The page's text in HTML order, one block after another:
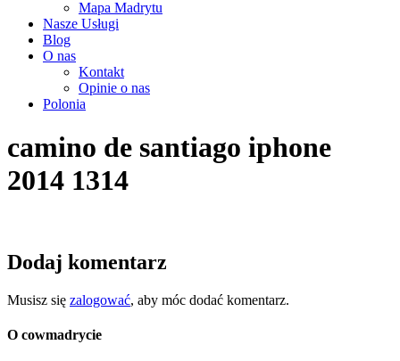
Mapa Madrytu
Nasze Usługi
Blog
O nas
Kontakt
Opinie o nas
Polonia
camino de santiago iphone
2014 1314
Dodaj komentarz
Musisz się zalogować, aby móc dodać komentarz.
O cowmadrycie